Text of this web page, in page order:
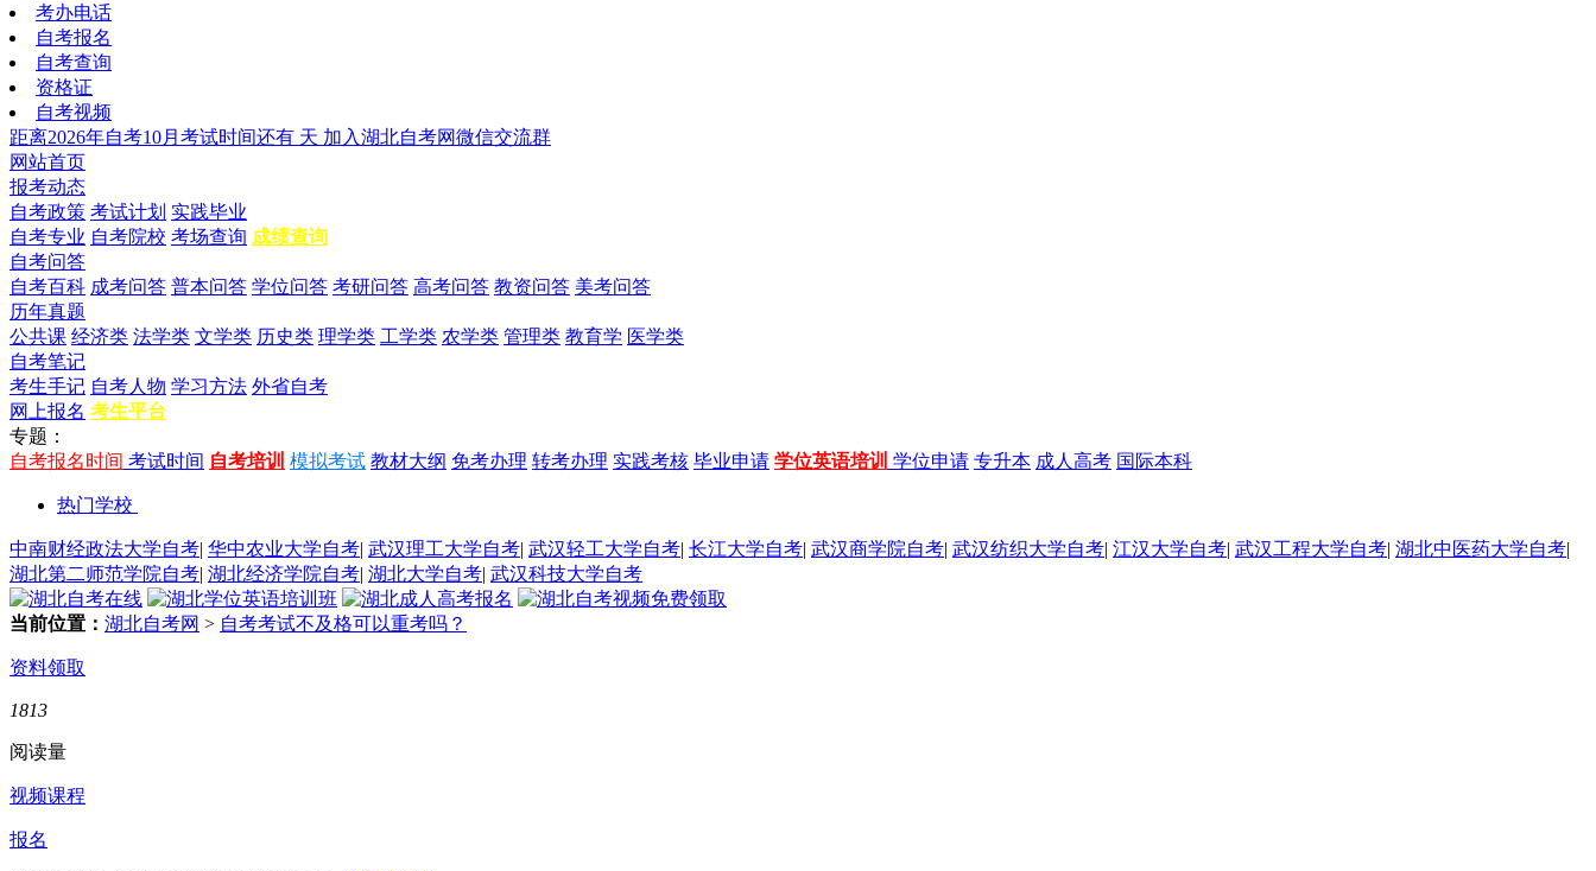
考办电话
自考报名
自考查询
资格证
自考视频
距离2026年自考10月考试时间还有 天 加入湖北自考网微信交流群
网站首页
报考动态
自考政策 考试计划 实践毕业
自考专业 自考院校 考场查询 成绩查询
自考问答
自考百科 成考问答 普本问答 学位问答 考研问答 高考问答 教资问答 美考问答
历年真题
公共课 经济类 法学类 文学类 历史类 理学类 工学类 农学类 管理类 教育学 医学类
自考笔记
考生手记 自考人物 学习方法 外省自考
网上报名 考生平台
专题：
自考报名时间 考试时间 自考培训 模拟考试 教材大纲 免考办理 转考办理 实践考核 毕业申请 学位英语培训 学位申请 专升本 成人高考 国际本科
热门学校
中南财经政法大学自考| 华中农业大学自考| 武汉理工大学自考| 武汉轻工大学自考| 长江大学自考| 武汉商学院自考| 武汉纺织大学自考| 江汉大学自考| 武汉工程大学自考| 湖北中医药大学自考|
湖北第二师范学院自考| 湖北经济学院自考| 湖北大学自考| 武汉科技大学自考
当前位置： 湖北自考网 > 自考考试不及格可以重考吗？
资料领取
1813
阅读量
视频课程
报名